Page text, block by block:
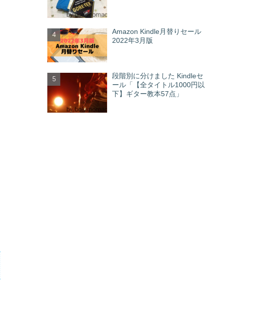
Amazon Kindle月替りセール
2022年3月版
段階別に分けました Kindleセ
ール「【全タイトル1000円以
下】ギター教本57点」